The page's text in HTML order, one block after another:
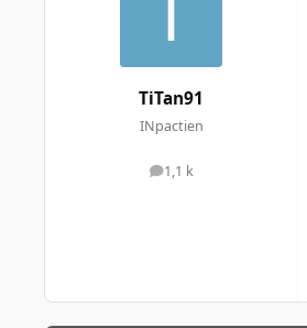
TiTan91
INpactien
1,1 k
messages